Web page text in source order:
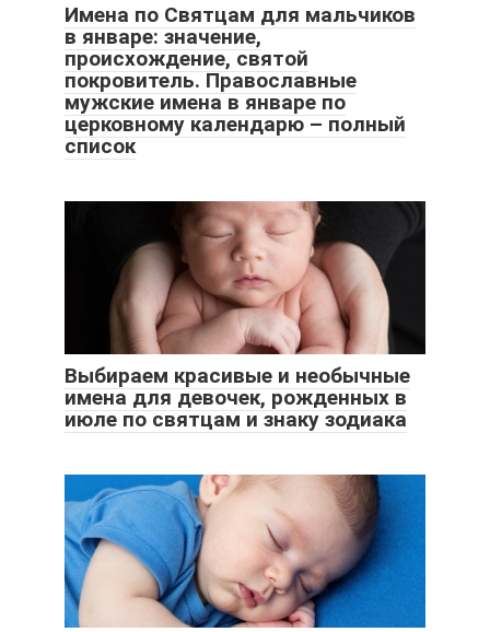
Имена по Святцам для мальчиков
в январе: значение,
происхождение, святой
покровитель. Православные
мужские имена в январе по
церковному календарю – полный
список
Выбираем красивые и необычные
имена для девочек, рожденных в
июле по святцам и знаку зодиака